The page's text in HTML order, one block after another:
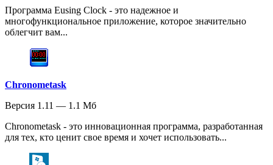
Программа Eusing Clock - это надежное и
многофункциональное приложение, которое значительно
облегчит вам...
Chronometask
Версия 1.11 — 1.1 Мб
Chronometask - это инновационная программа, разработанная
для тех, кто ценит свое время и хочет использовать...